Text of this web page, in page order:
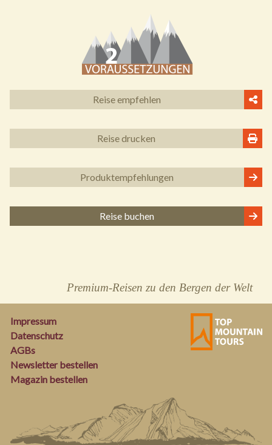
Reise empfehlen
Reise drucken
Produktempfehlungen
Reise buchen
Premium-Reisen zu den Bergen der Welt
Impressum
Datenschutz
AGBs
Newsletter bestellen
Magazin bestellen